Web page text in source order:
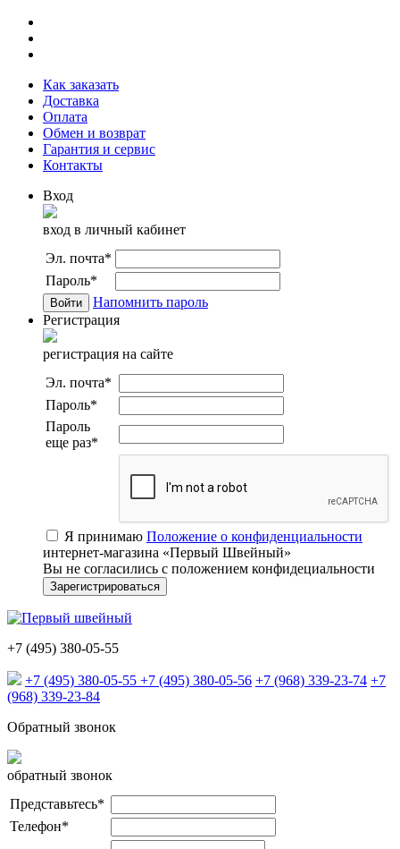
Как заказать
Доставка
Оплата
Обмен и возврат
Гарантия и сервис
Контакты
Вход
вход в личный кабинет
Эл. почта*
Пароль*
Напомнить пароль
Регистрация
регистрация на сайте
Эл. почта*
Пароль*
Пароль
еще раз*
Я принимаю Положение о конфиденциальности
интернет-магазина «Первый Швейный»
Вы не согласились с положением конфидециальности
+7 (495) 380-05-55
+7 (495) 380-05-55 +7 (495) 380-05-56 +7 (968) 339-23-74 +7
(968) 339-23-84
Обратный звонок
обратный звонок
Представьтесь*
Телефон*